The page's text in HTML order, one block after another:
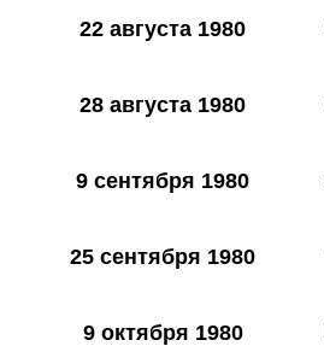
22 августа 1980
28 августа 1980
9 сентября 1980
25 сентября 1980
9 октября 1980